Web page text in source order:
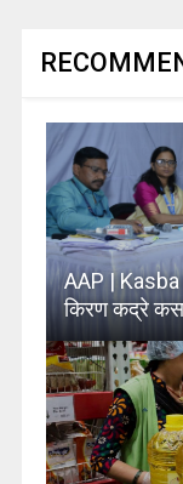
AAP |
किरण कद्रे